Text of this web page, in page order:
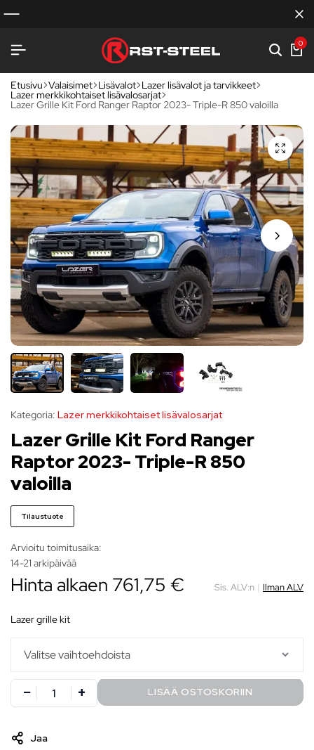
0
Etusivu Valaisimet Lisävalot Lazer lisävalot ja tarvikkeet
Lazer merkkikohtaiset lisävalosarjat
Lazer Grille Kit Ford Ranger Raptor 2023- Triple-R 850 valoilla
Kategoria: Lazer merkkikohtaiset lisävalosarjat
Lazer Grille Kit Ford Ranger
Raptor 2023- Triple-R 850
valoilla
Tilaustuote
Arvioitu toimitusaika:
14-21 arkipäivää
Hinta alkaen 761,75 € Sis. ALV:n | Ilman ALV
lazer grille kit
LISÄÄ OSTOSKORIIN
Jaa